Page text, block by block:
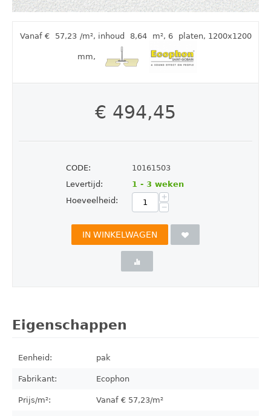
Vanaf € 57,23 /m², inhoud 8,64 m², 6 platen, 1200x1200
mm,
€ 494,45
CODE:
10161503
Levertijd:
1 - 3 weken
Hoeveelheid:
+
−
IN WINKELWAGEN
Eigenschappen
Eenheid: pak
Fabrikant: Ecophon
Prijs/m²: Vanaf € 57,23/m²